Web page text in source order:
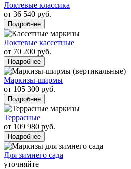
Локтевые классика
от 36 540 руб.
Подробнее
Локтевые кассетные
от 70 200 руб.
Подробнее
Маркизы-ширмы
от 105 300 руб.
Подробнее
Террасные
от 109 980 руб.
Подробнее
Для зимнего сада
уточняйте